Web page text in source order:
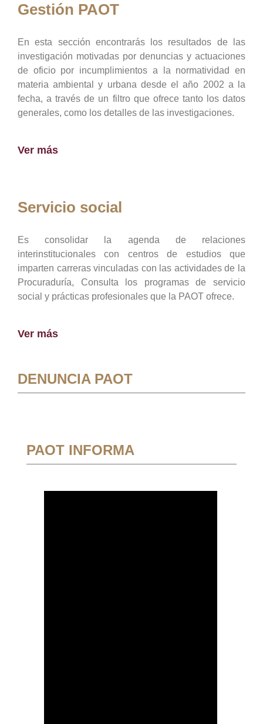
Gestión PAOT
En esta sección encontrarás los resultados de las
investigación motivadas por denuncias y actuaciones
de oficio por incumplimientos a la normatividad en
materia ambiental y urbana desde el año 2002 a la
fecha, a través de un filtro que ofrece tanto los datos
generales, como los detalles de las investigaciones.
Ver más
Servicio social
Es consolidar la agenda de relaciones
interinstitucionales con centros de estudios que
imparten carreras vinculadas con las actividades de la
Procuraduría, Consulta los programas de servicio
social y prácticas profesionales que la PAOT ofrece.
Ver más
DENUNCIA PAOT
PAOT INFORMA